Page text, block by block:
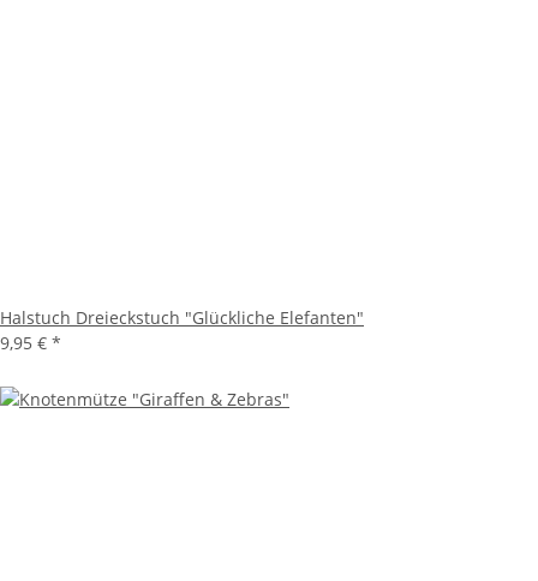
Halstuch Dreieckstuch "Glückliche Elefanten"
9,95 € *